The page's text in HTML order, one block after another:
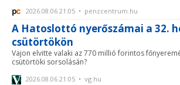
2026.08.06 21:05 • penzcentrum.hu
A Hatoslottó nyerőszámai a 32.
csütörtökön
Vajon elvitte valaki az 770 millió forintos
csütörtöki sorsolásán?
2026.08.06 21:05 • vg.hu